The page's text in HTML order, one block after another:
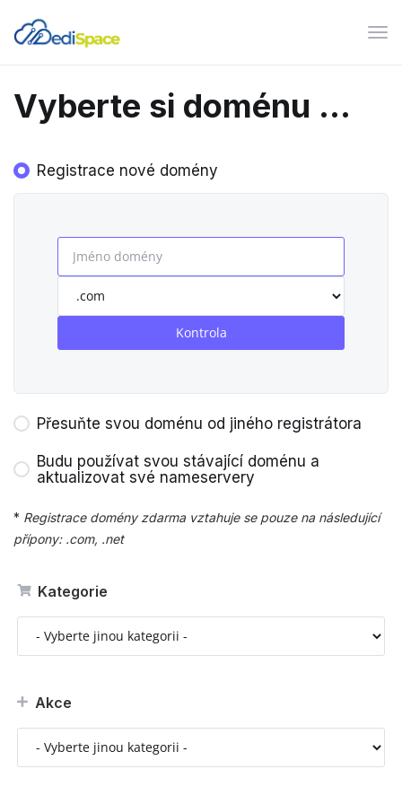
Vyberte si doménu ...
Kategorie
Akce
Registrace nové domény
Kontrola
Přesuňte svou doménu od jiného registrátora
Budu používat svou stávající doménu a
aktualizovat své nameservery
* Registrace domény zdarma vztahuje se pouze na následující
přípony: .com, .net